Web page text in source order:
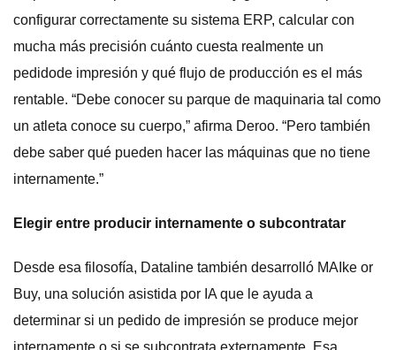
configurar correctamente su sistema ERP, calcular con
mucha más precisión cuánto cuesta realmente un
pedidode impresión y qué flujo de producción es el más
rentable. “Debe conocer su parque de maquinaria tal como
un atleta conoce su cuerpo,” afirma Deroo. “Pero también
debe saber qué pueden hacer las máquinas que no tiene
internamente.”
Elegir entre producir internamente o subcontratar
Desde esa filosofía, Dataline también desarrolló MAIke or
Buy, una solución asistida por IA que le ayuda a
determinar si un pedido de impresión se produce mejor
internamente o si se subcontrata externamente. Esa